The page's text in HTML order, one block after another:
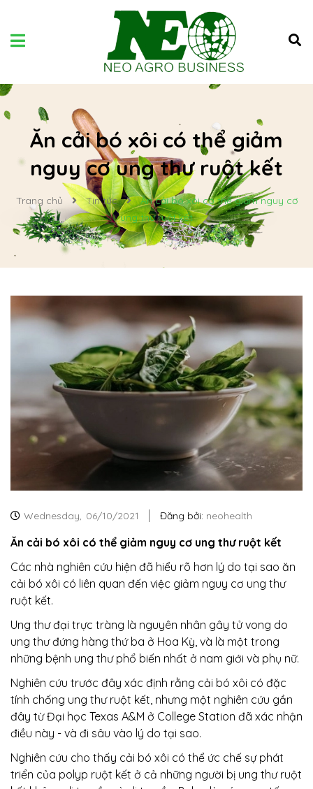
Ăn cải bó xôi có thể giảm
nguy cơ ung thư ruột kết
Trang chủ Tin tức
Ăn cải bó xôi có thể giảm nguy cơ
ung thư ruột kết
Wednesday, 06/10/2021 Đăng bởi: neohealth
Ăn cải bó xôi có thể giảm nguy cơ ung thư ruột kết
Các nhà nghiên cứu hiện đã hiểu rõ hơn lý do tại sao ăn
cải bó xôi có liên quan đến việc giảm nguy cơ ung thư
ruột kết.
Ung thư đại trực tràng là nguyên nhân gây tử vong do
ung thư đứng hàng thứ ba ở Hoa Kỳ, và là một trong
những bệnh ung thư phổ biến nhất ở nam giới và phụ nữ.
Nghiên cứu trước đây xác định rằng cải bó xôi có đặc
tính chống ung thư ruột kết, nhưng một nghiên cứu gần
đây từ Đại học Texas A&M ở College Station đã xác nhận
điều này - và đi sâu vào lý do tại sao.
Nghiên cứu cho thấy cải bó xôi có thể ức chế sự phát
triển của polyp ruột kết ở cả những người bị ung thư ruột